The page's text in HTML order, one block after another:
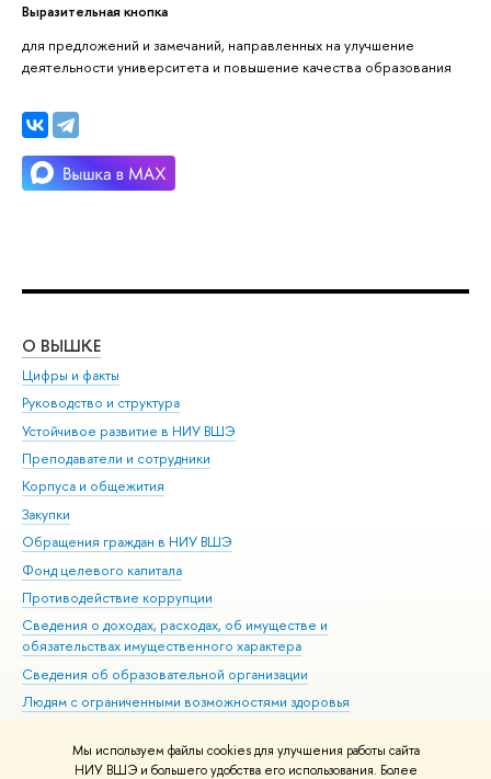
Мы используем файлы cookies для улучшения работы сайта
НИУ ВШЭ и большего удобства его использования. Более
Выразительная кнопка
для предложений и замечаний, направленных на улучшение
деятельности университета и повышение качества образования
О ВЫШКЕ
Цифры и факты
Руководство и структура
Устойчивое развитие в НИУ ВШЭ
Преподаватели и сотрудники
Корпуса и общежития
Закупки
Обращения граждан в НИУ ВШЭ
Фонд целевого капитала
Противодействие коррупции
Сведения о доходах, расходах, об имуществе и
обязательствах имущественного характера
Сведения об образовательной организации
Людям с ограниченными возможностями здоровья
Работа в Вышке